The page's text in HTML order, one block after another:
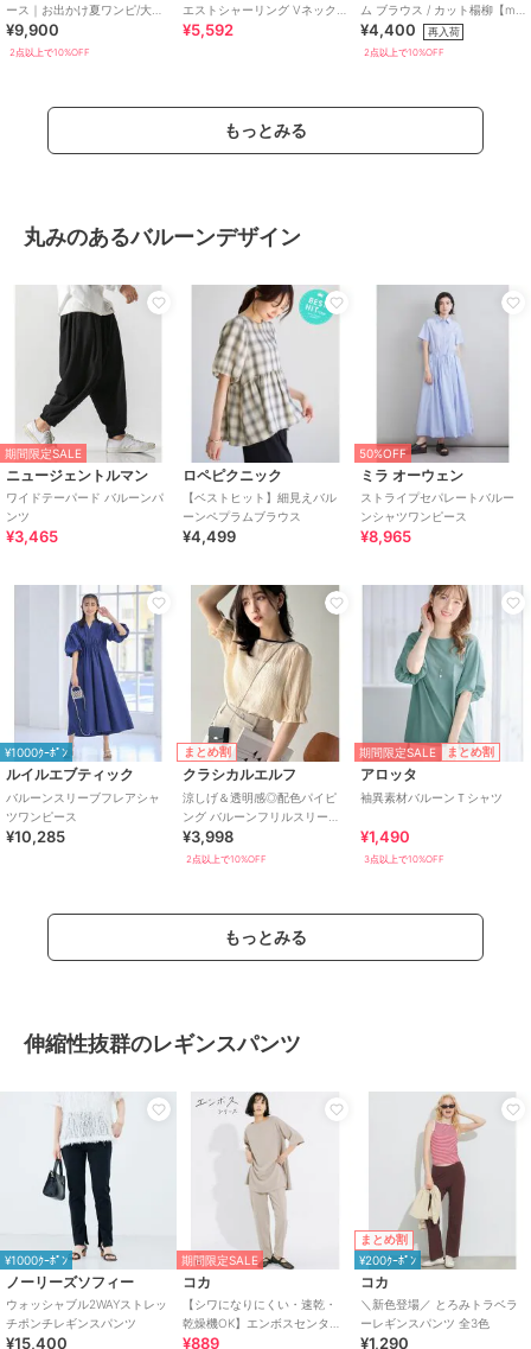
ース｜お出かけ夏ワンピ/大人
リラックス/細見え/サラッと涼
しく/体型カバー
¥9,900
2点以上で10%OFF
エストシャーリング Vネック
ワンピース
¥5,592
ム ブラウス / カット楊柳【mil
(ミル)】
¥4,400 再入荷
2点以上で10%OFF
もっとみる
丸みのあるバルーンデザイン
期間限定SALE
ニュージェントルマン
ワイドテーパード バルーンパ
ンツ
¥3,465
ロペピクニック
【ベストヒット】細見えバル
ーンペプラムブラウス
¥4,499
50%OFF
ミラ オーウェン
ストライプセパレートバルー
ンシャツワンピース
¥8,965
¥1000ｸｰﾎﾟﾝ
ルイルエブティック
バルーンスリーブフレアシャ
ツワンピース
¥10,285
まとめ割
クラシカルエルフ
涼しげ＆透明感◎配色パイピ
ング バルーンフリルスリーブ
楊柳ブラウス（プルオーバ
ー）
¥3,998
2点以上で10%OFF
期間限定SALE まとめ割
アロッタ
袖異素材バルーンＴシャツ
¥1,490
3点以上で10%OFF
もっとみる
伸縮性抜群のレギンスパンツ
¥1000ｸｰﾎﾟﾝ
ノーリーズソフィー
ウォッシャブル2WAYストレッ
チポンチレギンスパンツ
¥15,400
期間限定SALE
コカ
【シワになりにくい・速乾・
乾燥機OK】エンボスセンター
シームレギンスパンツ 全2色
¥889
まとめ割
¥200ｸｰﾎﾟﾝ
コカ
＼新色登場／ とろみトラベラ
ーレギンスパンツ 全3色
¥1,290